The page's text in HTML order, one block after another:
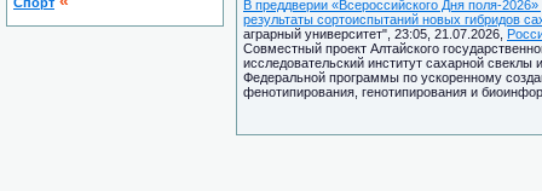
В преддверии «Всероссийского Дня поля-
результаты сортоиспытаний новых гибридов
аграрный университет", 23:05, 21.07.2026,
Совместный проект Алтайского
исследовательский институт сахарной
Федеральной программы по ускоренному
фенотипирования, генотипирования и